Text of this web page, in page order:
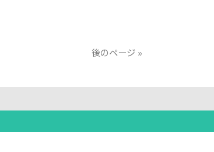
後のページ »